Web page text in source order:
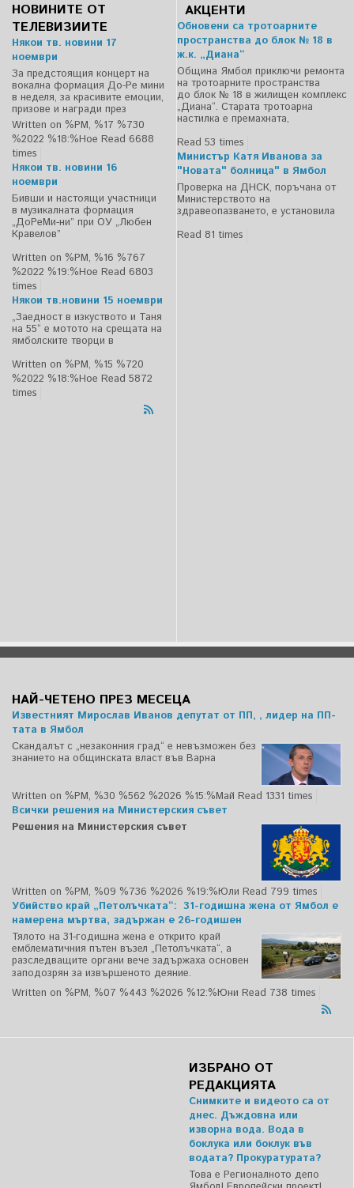
НОВИНИТЕ ОТ
ТЕЛЕВИЗИИТЕ
Някои тв. новини 17
ноември
За предстоящия концерт на
вокална формация До-Ре мини
в неделя, за красивите емоции,
призове и награди през
Written on %PM, %17 %730
%2022 %18:%Ное Read 6688
times
Някои тв. новини 16
ноември
Бивши и настоящи участници
в музикалната формация
„ДоРеМи-ни” при ОУ „Любен
Кравелов”
Written on %PM, %16 %767
%2022 %19:%Ное Read 6803
times
Някои тв.новини 15 ноември
„Заедност в изкуството и Таня
на 55“ е мотото на срещата на
ямболските творци в
Written on %PM, %15 %720
%2022 %18:%Ное Read 5872
times
АКЦЕНТИ
Обновени са тротоарните
пространства до блок № 18 в
ж.к. „Диана“
Община Ямбол приключи ремонта
на тротоарните пространства
до блок № 18 в жилищен комплекс
„Диана“. Старата тротоарна
настилка е премахната,
Read 53 times
Министър Катя Иванова за
"Новата" болница" в Ямбол
Проверка на ДНСК, поръчана от
Министерството на
здравеопазването, е установила
Read 81 times
НАЙ-ЧЕТЕНО ПРЕЗ МЕСЕЦА
Известният Мирослав Иванов депутат от ПП, , лидер на ПП-
тата в Ямбол
Скандалът с „незаконния град“ е невъзможен без
знанието на общинската власт във Варна
Written on %PM, %30 %562 %2026 %15:%Май Read 1331 times
Всички решения на Министерския съвет
Решения на Министерския съвет
Written on %PM, %09 %736 %2026 %19:%Юли Read 799 times
Убийство край „Петолъчката“: 31-годишна жена от Ямбол е
намерена мъртва, задържан е 26-годишен
Тялото на 31-годишна жена е открито край
емблематичния пътен възел „Петолъчката“, а
разследващите органи вече задържаха основен
заподозрян за извършеното деяние.
Written on %PM, %07 %443 %2026 %12:%Юни Read 738 times
ИЗБРАНО ОТ
РЕДАКЦИЯТА
Снимките и видеото са от
днес. Дъждовна или
изворна вода. Вода в
боклука или боклук във
водата? Прокуратурата?
Това е Регионалното депо